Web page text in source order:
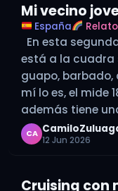
Mi vecino
España
En esta
está a la cuadra
guapo,
mí lo es, el mide
además tiene
dominante…
CA
12 Jun 2026
Cruising con